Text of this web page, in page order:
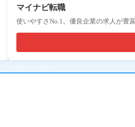
マイナビ転職
使いやすさNo.1。優良企業の求人が豊富